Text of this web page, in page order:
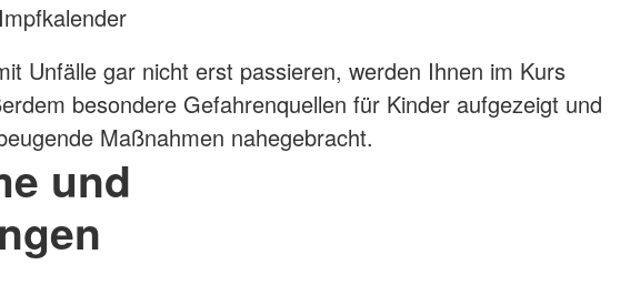
Impfkalender
Unfälle gar nicht erst passieren, werden Ihnen im Kurs
besondere Gefahrenquellen für Kinder aufgezeigt und
Maßnahmen nahegebracht.
und